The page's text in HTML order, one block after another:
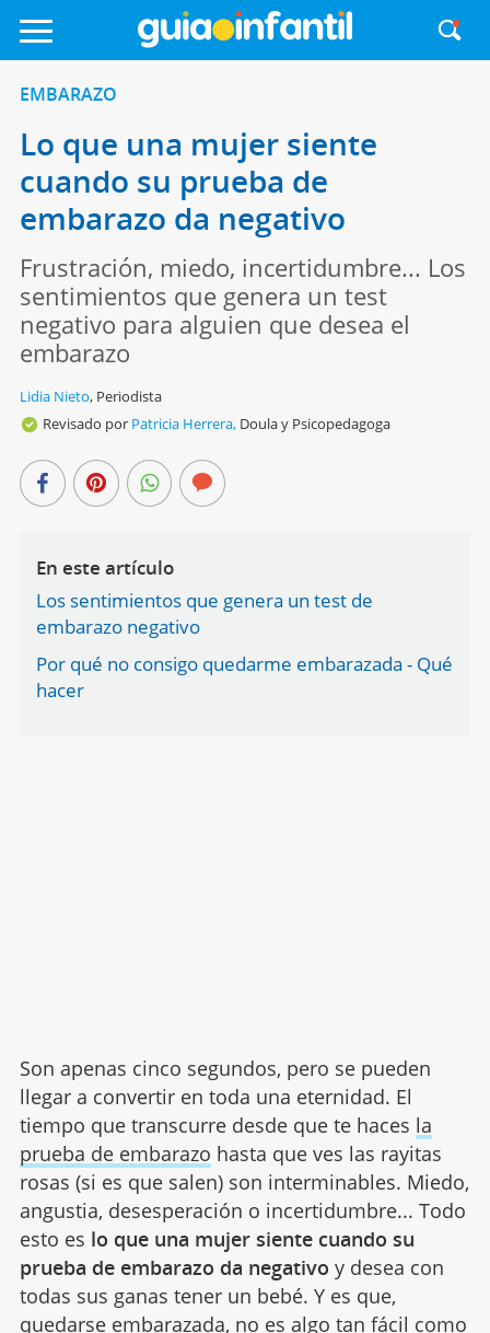
EMBARAZO
Lo que una mujer siente
cuando su prueba de
embarazo da negativo
Frustración, miedo, incertidumbre... Los
sentimientos que genera un test
negativo para alguien que desea el
embarazo
Lidia Nieto, Periodista
Revisado por Patricia Herrera, Doula y Psicopedagoga
En este artículo
Los sentimientos que genera un test de
embarazo negativo
Por qué no consigo quedarme embarazada - Qué
hacer
Son apenas cinco segundos, pero se pueden
llegar a convertir en toda una eternidad. El
tiempo que transcurre desde que te haces la
prueba de embarazo hasta que ves las rayitas
rosas (si es que salen) son interminables. Miedo,
angustia, desesperación o incertidumbre... Todo
esto es lo que una mujer siente cuando su
prueba de embarazo da negativo y desea con
todas sus ganas tener un bebé. Y es que,
quedarse embarazada, no es algo tan fácil como